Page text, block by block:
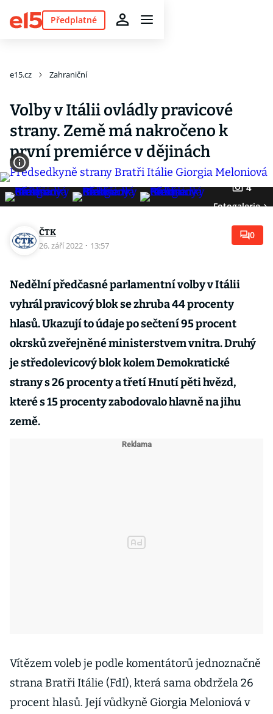
Předplatné
e15.cz Zahraniční
Volby v Itálii ovládly pravicové
strany. Země má nakročeno k
první premiérce v dějinách
4
Fotogalerie
ČTK
26. září 2022 · 13:57
0
Nedělní předčasné parlamentní volby v Itálii
vyhrál pravicový blok se zhruba 44 procenty
hlasů. Ukazují to údaje po sečtení 95 procent
okrsků zveřejněné ministerstvem vnitra. Druhý
je středolevicový blok kolem Demokratické
strany s 26 procenty a třetí Hnutí pěti hvězd,
které s 15 procenty zabodovalo hlavně na jihu
země.
Vítězem voleb je podle komentátorů jednoznačně
strana Bratři Itálie (FdI), která sama obdržela 26
procent hlasů. Její vůdkyně Giorgia Meloniová v